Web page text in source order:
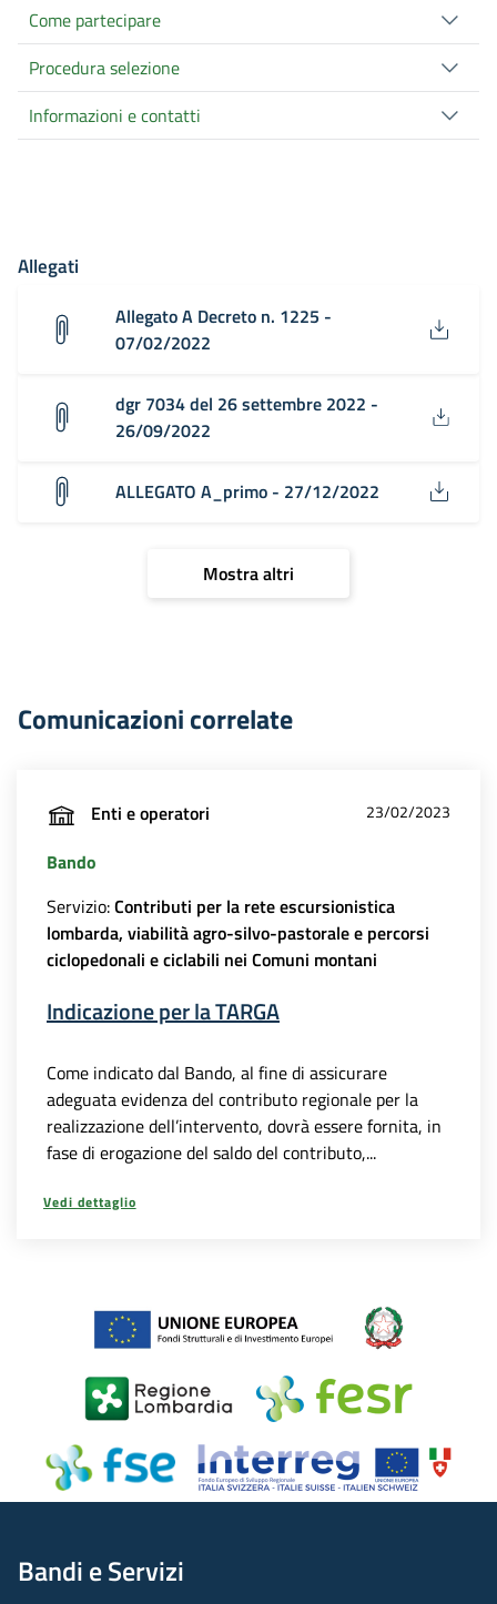
Come partecipare
Procedura selezione
Informazioni e contatti
Allegati
Allegato A Decreto n. 1225 -
07/02/2022
dgr 7034 del 26 settembre 2022 -
26/09/2022
ALLEGATO A_primo - 27/12/2022
Mostra altri
Comunicazioni correlate
Enti e operatori 23/02/2023
Bando
Servizio:Contributi per la rete escursionistica
lombarda, viabilità agro-silvo-pastorale e percorsi
ciclopedonali e ciclabili nei Comuni montani
Indicazione per la TARGA
Come indicato dal Bando, al fine di assicurare
adeguata evidenza del contributo regionale per la
realizzazione dell’intervento, dovrà essere fornita, in
fase di erogazione del saldo del contributo,...
Vedi dettaglio
Bandi e Servizi